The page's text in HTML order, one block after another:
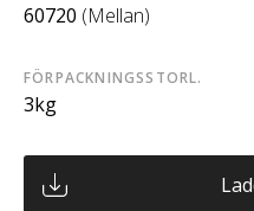
60720 (Mellan)
FÖRPACKNINGSSTORL.
3kg